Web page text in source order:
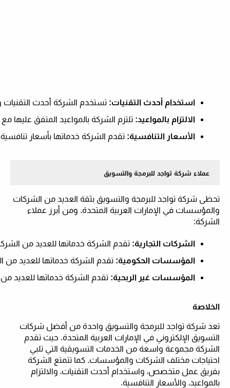
استخدام أحدث التقنيات: تستخدم الشركة أحدث التقنيات
الالتزام بالمواعيد: تلتزم الشركة بالمواعيد المتفق
الأسعار التنافسية: تقدم الشركة خدماتها بأسعار
عملاء شركة تواجد للبرمجة والتسويق
تحظى شركة تواجد للبرمجة والتسويق بثقة العديد من الشركات
والمؤسسات في الإمارات العربية المتحدة. ومن أبرز عملاء
الشركة:
الشركات التجارية: تقدم الشركة خدماتها للعديد من
المؤسسات الحكومية: تقدم الشركة خدماتها للعديد من
المؤسسات غير الربحية: تقدم الشركة خدماتها للعديد
الخلاصة
تعد شركة تواجد للبرمجة والتسويق واحدة من أفضل شركات
التسويق الإلكتروني في الإمارات العربية المتحدة. حيث تقدم
الشركة مجموعة واسعة من الخدمات التسويقية التي تلبي
احتياجات مختلف الشركات والمؤسسات. كما تتمتع الشركة
بفريق عمل متخصص، واستخدام أحدث التقنيات، والالتزام
بالمواعيد، والأسعار التنافسية.